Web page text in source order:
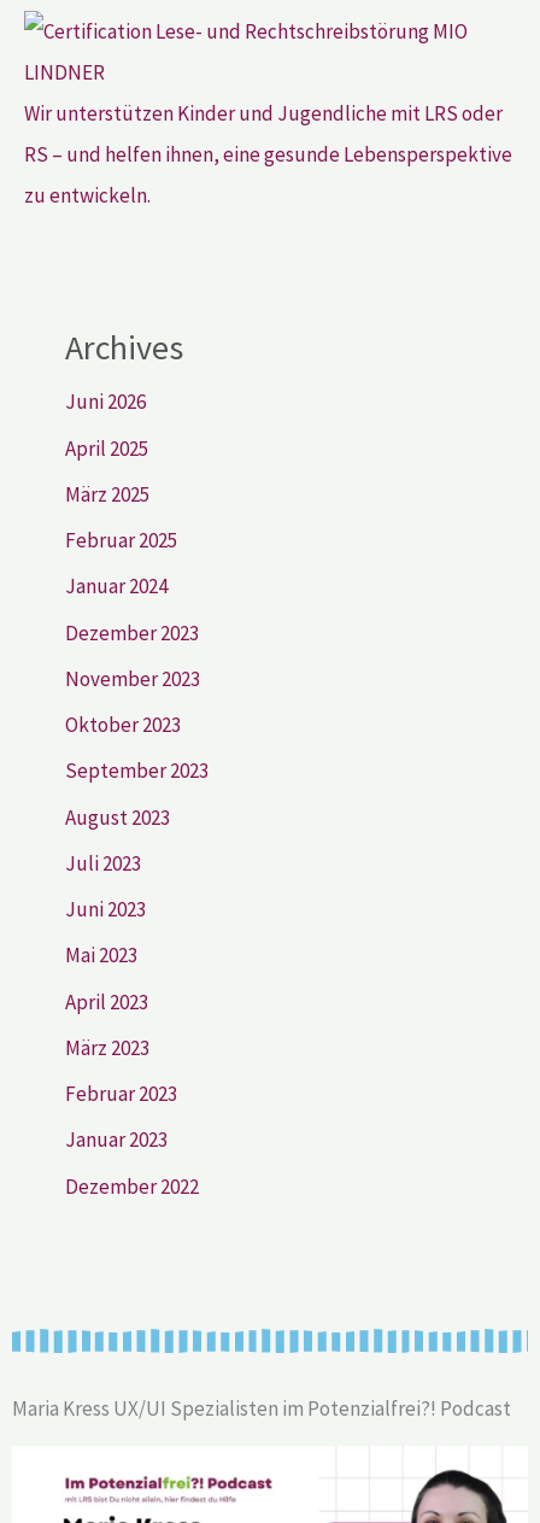
Wir unterstützen Kinder und Jugendliche mit LRS oder
RS – und helfen ihnen, eine gesunde Lebensperspektive
zu entwickeln.
Archives
Juni 2026
April 2025
März 2025
Februar 2025
Januar 2024
Dezember 2023
November 2023
Oktober 2023
September 2023
August 2023
Juli 2023
Juni 2023
Mai 2023
April 2023
März 2023
Februar 2023
Januar 2023
Dezember 2022
Maria Kress UX/UI Spezialisten im Potenzialfrei?! Podcast